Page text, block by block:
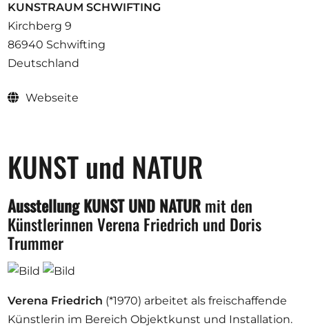
Ausschreibungen
Mitglied werden
Spenden
Help
Kontakt
KUNSTRAUM SCHWIFTING
Kirchberg 9
86940 Schwifting
Deutschland
Webseite
KUNST und NATUR
Ausstellung KUNST UND NATUR mit den
Künstlerinnen Verena Friedrich und Doris
Trummer
Verena Friedrich (*1970) arbeitet als freischaffende
Künstlerin im Bereich Objektkunst und Installation.